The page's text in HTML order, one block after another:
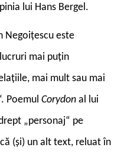
lui Hans Bergel.
Negoițescu este
mai puțin
mai mult sau mai
Poemul Corydon al lui
„personaj“ pe
(și) un alt text, reluat în